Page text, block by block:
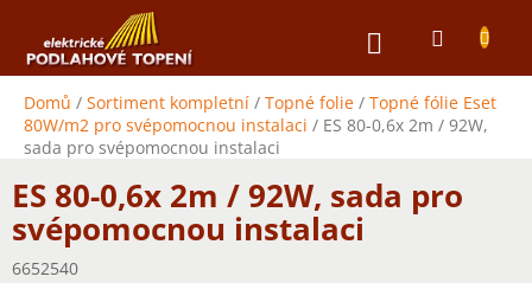
obsah
NÁKUPNÍ
Domů / Sortiment kompletní / Topné folie / Topné fólie Eset
80W/m2 pro svépomocnou instalaci / ES 80-0,6x 2m / 92W,
sada pro svépomocnou instalaci
ES 80-0,6x 2m / 92W, sada pro
svépomocnou instalaci
6652540